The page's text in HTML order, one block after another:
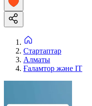
Стартаптар
Алматы
Ғаламтор және IT